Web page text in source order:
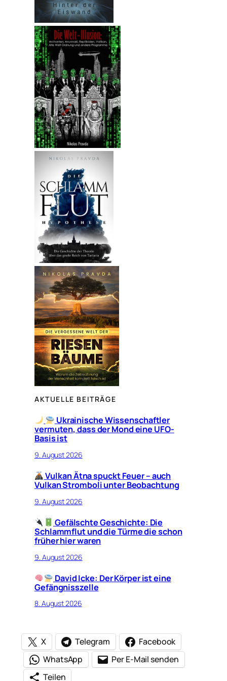
AKTUELLE BEITRÄGE
Ukrainische Wissenschaftler
vermuten, dass der Mond eine UFO-
Basis ist
9. August 2026
Vulkan Ätna spuckt Feuer – auch
Vulkan Stromboli unter Beobachtung
9. August 2026
Gefälschte Geschichte: Die
Schlammflut und die Türme die schon
früher hier waren
9. August 2026
David Icke: Der Körper ist eine
Gefängnisszelle
8. August 2026
X Telegram
Facebook
WhatsApp
Per E-Mail senden
Teilen